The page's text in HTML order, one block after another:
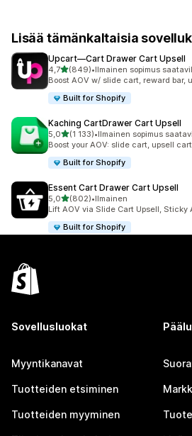
Lisää tämänkaltaisia
Upcart—Cart Drawer Cart Upsell
4,7/ 5 tähteä
(849)
849 arvostelua yhteensä
•Ilmainen sopimus
Boost AOV w/ slide cart, reward bar,
Built for Shopify
Kaching CartDrawer Cart Upsell
5,0/ 5 tähteä
(1 133)
1133 arvostelua yhteensä
•Ilmainen sopimus
Boost your AOV: slide cart, upsell
Built for Shopify
Essent Cart Drawer Cart Upsell
5,0/ 5 tähteä
(802)
802 arvostelua yhteensä
•Ilmainen
Lift AOV via Slide Cart Upsell, Sticky
Built for Shopify
Sovellusluokat
Myyntikanavat
Tuotteiden etsiminen
Tuotteiden myyminen